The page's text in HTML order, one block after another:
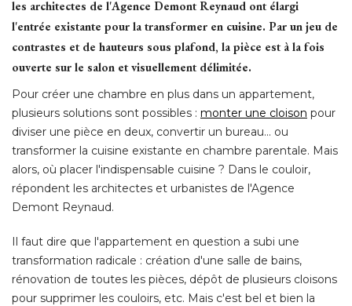
les architectes de l'Agence Demont Reynaud ont élargi
l'entrée existante pour la transformer en cuisine. Par un jeu de
contrastes et de hauteurs sous plafond, la pièce est à la fois
ouverte sur le salon et visuellement délimitée.
Pour créer une chambre en plus dans un appartement,
plusieurs solutions sont possibles : monter une cloison pour
diviser une pièce en deux, convertir un bureau... ou
transformer la cuisine existante en chambre parentale. Mais
alors, où placer l'indispensable cuisine ? Dans le couloir,
répondent les architectes et urbanistes de l'Agence
Demont Reynaud.
Il faut dire que l'appartement en question a subi une
transformation radicale : création d'une salle de bains,
rénovation de toutes les pièces, dépôt de plusieurs cloisons
pour supprimer les couloirs, etc. Mais c'est bel et bien la